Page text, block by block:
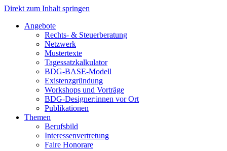
Direkt zum Inhalt springen
Angebote
Rechts- & Steuerberatung
Netzwerk
Mustertexte
Tagessatzkalkulator
BDG-BASE-Modell
Existenzgründung
Workshops und Vorträge
BDG-Designer:innen vor Ort
Publikationen
Themen
Berufsbild
Interessenvertretung
Faire Honorare